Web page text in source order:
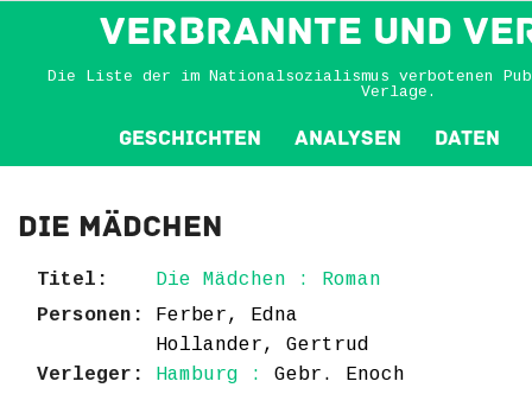
VERBRANNTE und
Die Liste der im Nationalsozialismus verbotenen
Verlage.
Geschichten Analysen Daten
Die Mädchen
Titel:
Die Mädchen : Roman
Personen:
Ferber, Edna
Hollander, Gertrud
Verleger:
Hamburg : Gebr. Enoch